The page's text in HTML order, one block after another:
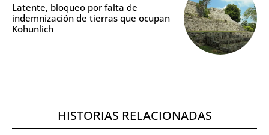
Latente, bloqueo por falta de
indemnización de tierras que ocupan
Kohunlich
HISTORIAS RELACIONADAS